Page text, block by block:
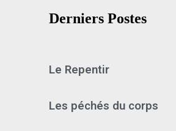
Derniers Postes
Le Repentir
Les péchés du corps